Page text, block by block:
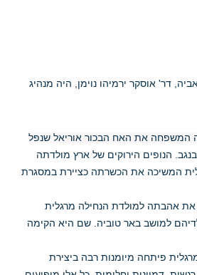
הוריה. אביה, דר' אוסקר ירמיהו נוימן, היה מנהיג
המשפחה את האח הבכור אוריאל שנפל
הנופים הירוקים של ארץ מולדתה
המשיכה את הכשרתה כציירת במסגרת
את אהבתה למולדת הנחילה מרגלית
למושב באר טוביה. שם היא הקימה
פיתחה מיומנות רבה ביצירת